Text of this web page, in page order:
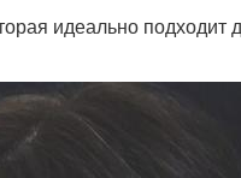
идеально подходит